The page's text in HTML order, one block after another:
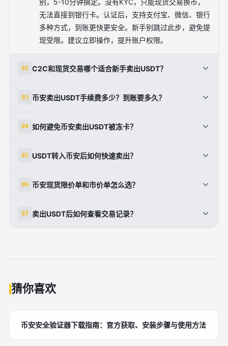
别，5-10分钟搞定。没有KYC，只能现货交易换币，
无法直接到银行卡。认证后，支持支付宝、微信、银行
多种方式，到账更快更安全。新手别跳过此步，避免提
现受限。建议立即操作，提升账户权限。
02 C2C和现货交易哪个适合新手卖出USDT？
买家换人民币，手续费0%，10分钟到账。现货适合换
→C2C→卖出USDT，选高信誉买家即可。两种方式结
03 币安卖出USDT手续费多少？到账要多久？
现货仅0.1%。C2P到账即时，买家确认后秒放币；提
更快，但价格浮动大。实际操作选蓝盾买家，确保顺
04 如何避免币安卖出USDT被冻卡？
批（如单笔<5000元），选完成率95%+买家，用自己
提现，别长期存法币账户。参考官方教程，避开外部链
05 USDT转入币安后如何快速卖出？
USDT→匹配买家→转币释放。或现货市价单秒成交。
误。整个流程15分钟，新手跟教程零失误。
06 币安现货限价单和市价单怎么选？
卖出USDT；追求高价选限价单，设目标价等待成交。
07 卖出USDT后如何查看交易记录？
猜你喜欢
币安安全验证器下载指南：官方获取、安装步骤与使用方法